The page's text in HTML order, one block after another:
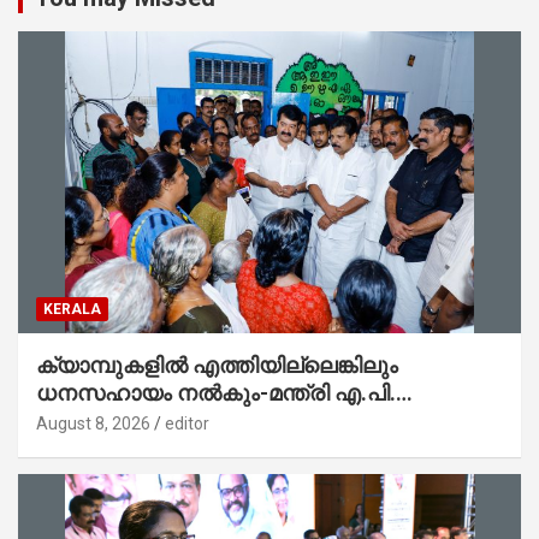
KERALA
ക്യാമ്പുകളിൽ എത്തിയില്ലെങ്കിലും
ധനസഹായം നൽകും-മന്ത്രി എ.പി.
അനിൽകുമാർ
August 8, 2026 editor